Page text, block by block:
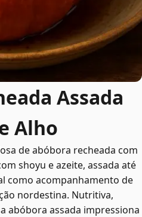
Assada
Alho
de abóbora recheada com
shoyu e azeite, assada até
como acompanhamento de
nordestina. Nutritiva,
abóbora assada impressiona